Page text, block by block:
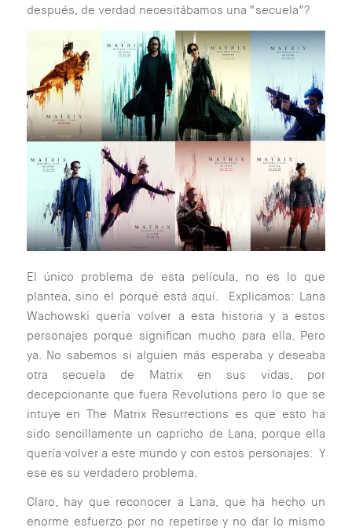
después, de verdad necesitábamos una “secuela”?
El único problema de esta película, no es lo que
plantea, sino el porqué está aquí. Explicamos: Lana
Wachowski quería volver a esta historia y a estos
personajes porque significan mucho para ella. Pero
ya. No sabemos si alguien más esperaba y deseaba
otra secuela de Matrix en sus vidas, por
decepcionante que fuera Revolutions pero lo que se
intuye en The Matrix Resurrections es que esto ha
sido sencillamente un capricho de Lana, porque ella
quería volver a este mundo y con estos personajes. Y
ese es su verdadero problema.
Claro, hay que reconocer a Lana, que ha hecho un
enorme esfuerzo por no repetirse y no dar lo mismo